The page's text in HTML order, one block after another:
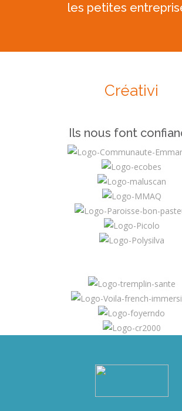
les petites
Créativit
Ils nous font